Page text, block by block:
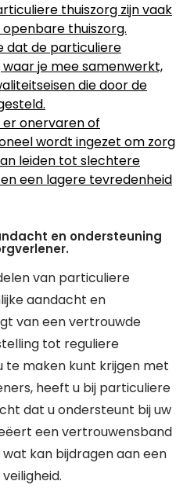
thuiszorg zijn vaak
thuiszorg.
dat de particuliere
je mee samenwerkt,
die door de
er onervaren of
wordt ingezet om zorg
leiden tot slechtere
een lagere tevredenheid
en ondersteuning
van particuliere
aandacht en
van een vertrouwde
tot reguliere
te maken kunt krijgen met
heeft u bij particuliere
dat u ondersteunt bij uw
een vertrouwensband
kan bijdragen aan een